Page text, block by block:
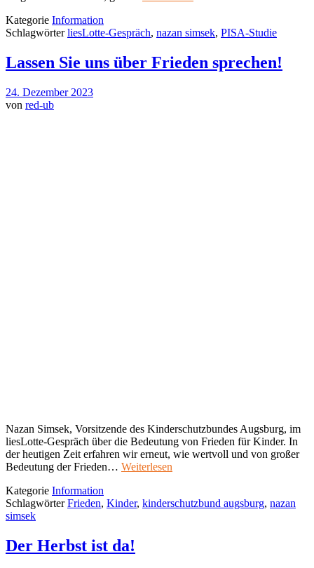
Kategorie Information
SchlagwörterliesLotte-Gespräch, nazan simsek, PISA-Studie
Lassen Sie uns über Frieden sprechen!
24. Dezember 2023
von red-ub
Nazan Simsek, Vorsitzende des Kinderschutzbundes Augsburg, im
liesLotte-Gespräch über die Bedeutung von Frieden für Kinder. In
der heutigen Zeit erfahren wir erneut, wie wertvoll und von großer
Bedeutung der Frieden… Weiterlesen
Kategorie Information
SchlagwörterFrieden, Kinder, kinderschutzbund augsburg, nazan
simsek
Der Herbst ist da!